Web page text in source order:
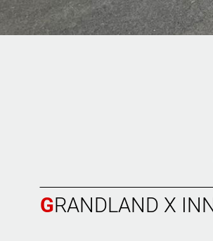
GRANDLAND X